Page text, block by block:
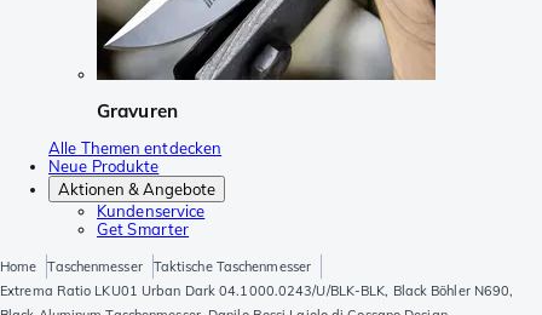
Gravuren
Alle Themen entdecken
Neue Produkte
Aktionen & Angebote
Kundenservice
Get Smarter
Home Taschenmesser
Taktische Taschenmesser
Extrema Ratio LKU01 Urban Dark 04.1000.0243/U/BLK-BLK, Black Böhler N690,